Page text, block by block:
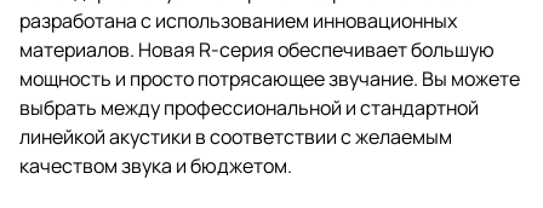
разработана с использованием инновационных
материалов. Новая R-серия обеспечивает большую
мощность и просто потрясающее звучание. Вы можете
выбрать между профессиональной и стандартной
линейкой акустики в соответствии с желаемым
качеством звука и бюджетом.